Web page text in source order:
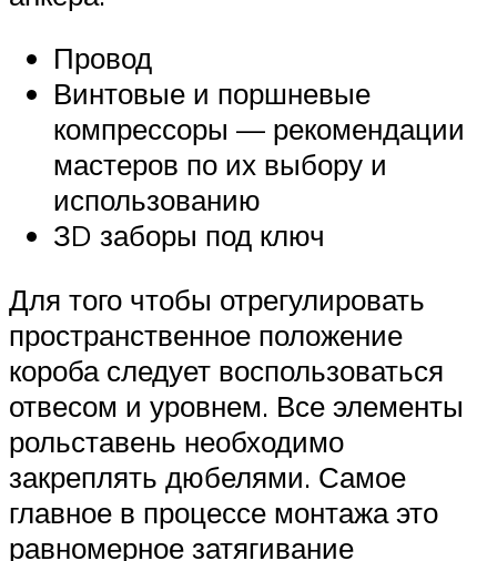
Провод
Винтовые и поршневые
компрессоры — рекомендации
мастеров по их выбору и
использованию
ЗD заборы под ключ
Для того чтобы отрегулировать
пространственное положение
короба следует воспользоваться
отвесом и уровнем. Все элементы
рольставень необходимо
закреплять дюбелями. Самое
главное в процессе монтажа это
равномерное затягивание